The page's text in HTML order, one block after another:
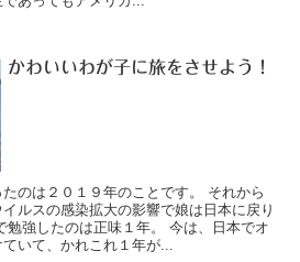
かわいいわが子に旅をさせよう！
のは２０１９年のことです。 それから
ルスの感染拡大の影響で娘は日本に戻り
勉強したのは正味１年。 今は、日本でオ
いて、かれこれ１年が...